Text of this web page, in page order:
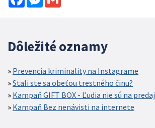
Dôležité oznamy
Prevencia kriminality na Instagrame
Stali ste sa obeťou trestného činu?
Kampaň GIFT BOX - Ľudia nie sú na predaj
Kampaň Bez nenávisti na internete